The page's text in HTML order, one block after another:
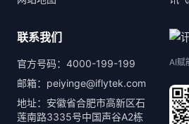
联系我们
官方号码：4000-199-199
邮箱：peiyinge@iflytek.com
地址：安徽省合肥市高新区石
莲南路3335号中国声谷A2栋
AI赋